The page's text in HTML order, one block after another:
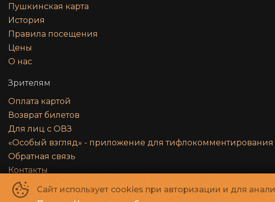
Сайт использует cookies при авторизации и для
Пушкинская карта
История
Правила посещения
Цены
О нас
Зрителям
Оплата картой
Возврат билетов
Для лиц с ОВЗ
«‎Особый взгляд» - приложение для тифлокомментирования
Обратная связь
Контакты
Правила и соглашения